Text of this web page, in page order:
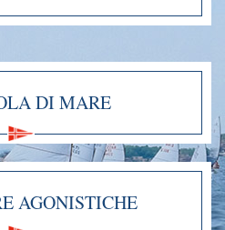
DI MARE
AGONISTICHE